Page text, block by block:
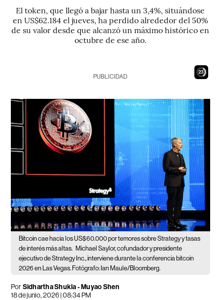
El token, que llegó a bajar hasta un 3,4%, situándose
en US$62.184 el jueves, ha perdido alrededor del 50%
de su valor desde que alcanzó un máximo histórico en
octubre de ese año.
21
PUBLICIDAD
Bitcoin cae hacia los US$60.000 por temores sobre Strategy y tasas
de interés más altas. Michael Saylor, cofundador y presidente
ejecutivo de Strategy Inc., interviene durante la conferencia bitcoin
2026 en Las Vegas. Fotógrafo: Ian Maule/Bloomberg.
PorSidhartha Shukla - Muyao Shen
18 de junio, 2026 | 08:34 PM